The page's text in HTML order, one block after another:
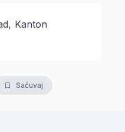
Kanton
Sačuvaj